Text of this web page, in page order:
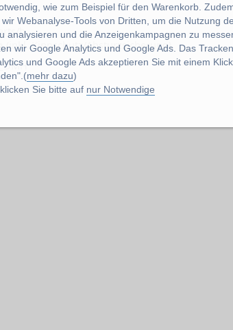
wie zum Beispiel für den Warenkorb.
Webanalyse-Tools von Dritten, um die Nutzung
analysieren und die Anzeigenkampagnen zu
wir Google Analytics und Google Ads. Das
und Google Ads akzeptieren Sie mit einem
mehr dazu)
Sie bitte auf nur Notwendige
h.
(inkl. Kippschutz/Absturzsicherung).